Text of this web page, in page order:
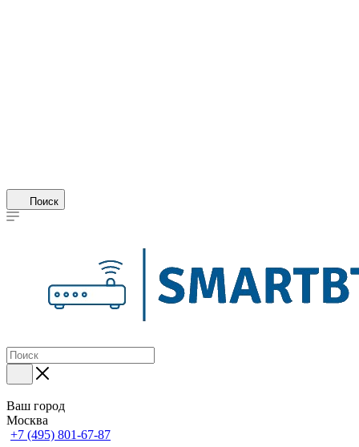
Поиск
Ваш город
Москва
+7 (495) 801-67-87